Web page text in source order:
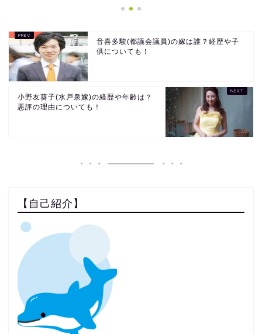
音喜多駿(都議会議員)の嫁は誰？経歴や子
供についても！
小野友葵子(水戸泉嫁)の経歴や年齢は？
悪評の理由についても！
【自己紹介】